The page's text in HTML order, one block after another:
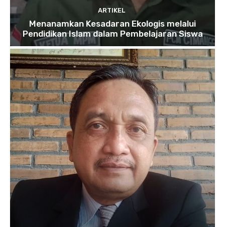
ARTIKEL
Menanamkan Kesadaran Ekologis melalui
Pendidikan Islam dalam Pembelajaran Siswa